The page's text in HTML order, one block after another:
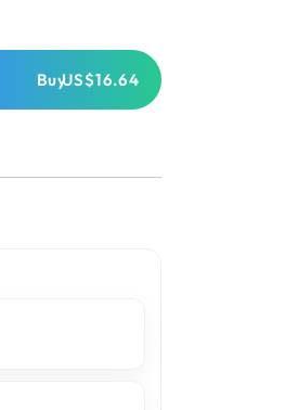
BuyUS$16.64